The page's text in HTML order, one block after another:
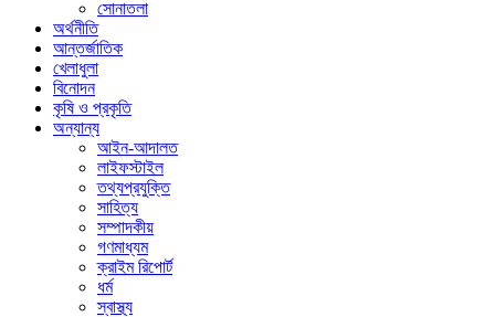
সোনাতলা
অর্থনীতি
আন্তর্জাতিক
খেলাধুলা
বিনোদন
কৃষি ও প্রকৃতি
অন্যান্য
আইন-আদালত
লাইফস্টাইল
তথ্যপ্রযুক্তি
সাহিত্য
সম্পাদকীয়
গণমাধ্যম
ক্রাইম রিপোর্ট
ধর্ম
স্বাস্থ্য